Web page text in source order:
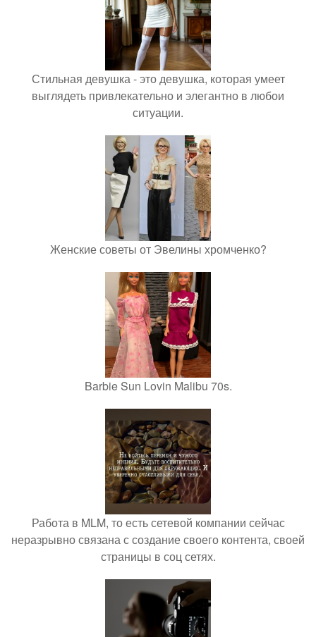
Стильная девушка - это девушка, которая умеет
выглядеть привлекательно и элегантно в любои
ситуации.
Женские советы от Эвелины хромченко?
Barbie Sun Lovin Malibu 70s.
Работа в MLM, то есть сетевой компании сейчас
неразрывно связана с создание своего контента, своей
страницы в соц сетях.